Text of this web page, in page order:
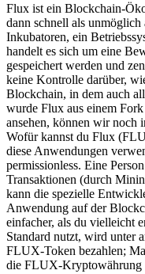
Flux ist ein Blockchain-
dann schnell als
Inkubatoren, ein
handelt es sich um eine
gespeichert werden und
keine Kontrolle darüber,
Blockchain, in dem auch
wurde Flux aus einem
ansehen, können wir noch
Wofür kannst du Flux
diese Anwendungen
permissionless. Eine
Transaktionen (durch
kann die spezielle
Anwendung auf der
einfacher, als du vielleicht
Standard nutzt, wird unter
FLUX-Token bezahlen;
die FLUX-Kryptowährung